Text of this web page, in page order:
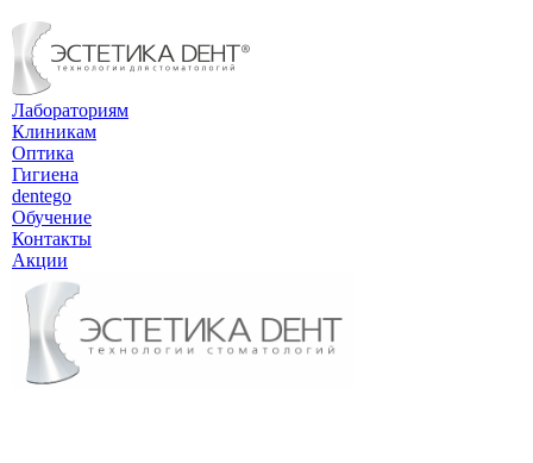
Лабораториям
Клиникам
Оптика
Гигиена
dentego
Обучение
Контакты
Акции